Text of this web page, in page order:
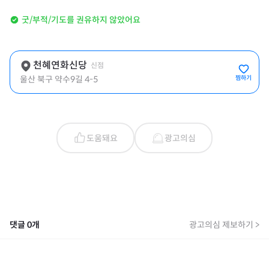
굿/부적/기도를 권유하지 않았어요
천혜연화신당 신점
울산 북구 약수9길 4-5 찜하기
도움돼요 광고의심
댓글0개 광고의심 제보하기 >